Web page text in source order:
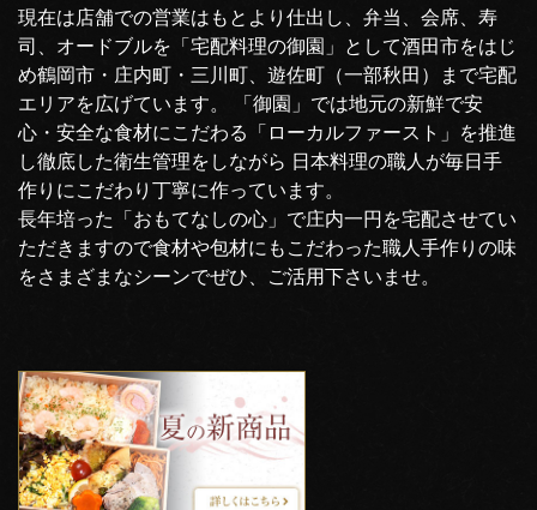
現在は店舗での営業はもとより仕出し、弁当、会席、寿
司、オードブルを「宅配料理の御園」として酒田市をはじ
め鶴岡市・庄内町・三川町、遊佐町（一部秋田）まで宅配
エリアを広げています。 「御園」では地元の新鮮で安
心・安全な食材にこだわる「ローカルファースト」を推進
し徹底した衛生管理をしながら 日本料理の職人が毎日手
作りにこだわり丁寧に作っています。
長年培った「おもてなしの心」で庄内一円を宅配させてい
ただきますので食材や包材にもこだわった職人手作りの味
をさまざまなシーンでぜひ、ご活用下さいませ。